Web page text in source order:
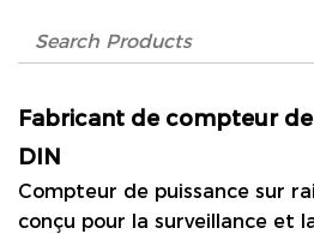
Fabricant de compteur de
DIN
Compteur de puissance sur
conçu pour la surveillance et